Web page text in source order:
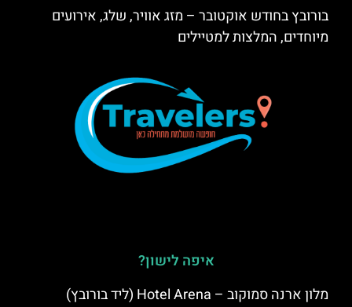
בורובץ בחודש אוקטובר – מזג אוויר, שלג, אירועים
מיוחדים, המלצות למטיילים
איפה לישון?
מלון ארנה סמוקוב – Hotel Arena (ליד בורובץ)